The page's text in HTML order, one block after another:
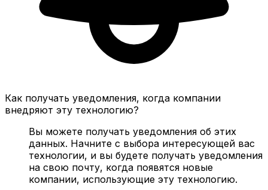
Как получать уведомления, когда компании
внедряют эту технологию?
Вы можете получать уведомления об этих
данных. Начните с выбора интересующей вас
технологии, и вы будете получать уведомления
на свою почту, когда появятся новые
компании, использующие эту технологию.